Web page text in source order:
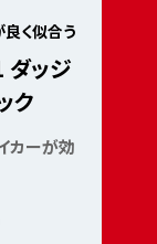
く似合う
ッジ
ク
カーが効